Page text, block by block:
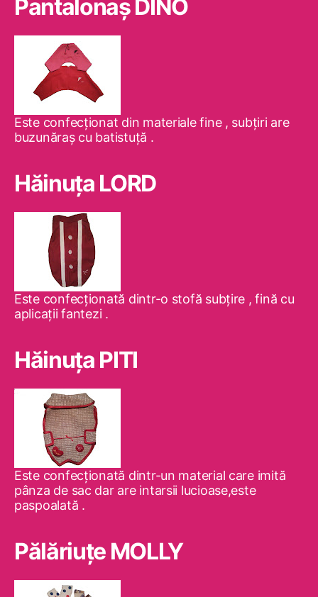
Pantalonaş DINO
Este confecţionat din materiale fine , subţiri are
buzunăraş cu batistuţă .
Hăinuţa LORD
Este confecţionată dintr-o stofă subţire , fină cu
aplicaţii fantezi .
Hăinuţa PITI
Este confecţionată dintr-un material care imită
pânza de sac dar are intarsii lucioase,este
paspoalată .
Pălăriuţe MOLLY